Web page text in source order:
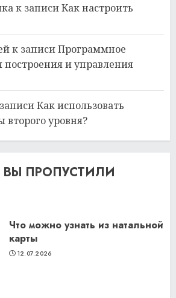
к записиКак настроить
к записиПрограммное
построения и управления
Как использовать
уровня?
ПРОПУСТИЛИ
Что можно узнать из натальной
карты
12.07.2026